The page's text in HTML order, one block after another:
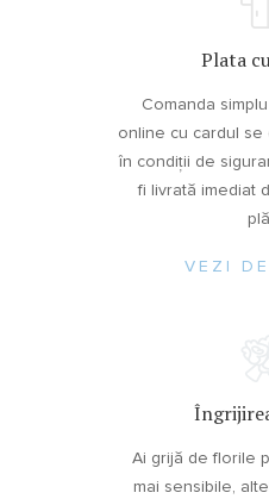
Plata
Comanda
online cu cardul se
în condiții de
fi livrată imediat
VEZI
Ai grijă de florile
mai sensibile,